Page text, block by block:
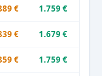
€ 1.759 €
€ 1.679 €
€ 1.759 €